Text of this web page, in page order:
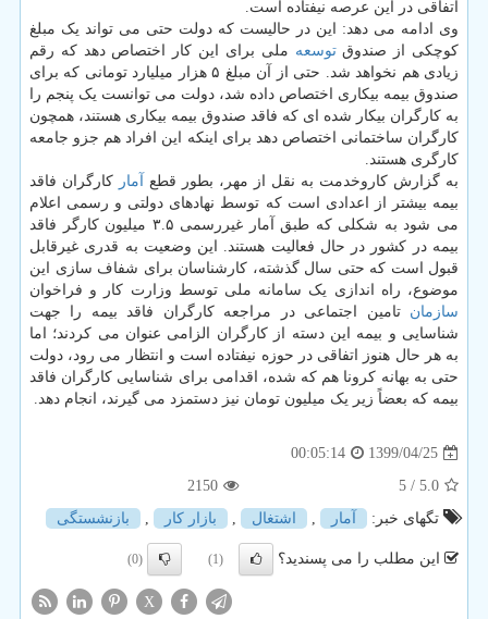
اتفاقی در این عرصه نیفتاده است.
وی ادامه می دهد: این در حالیست که دولت حتی می تواند یک مبلغ
کوچکی از صندوقتوسعه ملی برای این کار اختصاص دهد که رقم
زیادی هم نخواهد شد. حتی از آن مبلغ ۵ هزار میلیارد تومانی که برای
صندوق بیمه بیکاری اختصاص داده شد، دولت می توانست یک پنجم را
به کارگران بیکار شده ای که فاقد صندوق بیمه بیکاری هستند، همچون
کارگران ساختمانی اختصاص دهد برای اینکه این افراد هم جزو جامعه
کارگری هستند.
به گزارش کاروخدمت به نقل از مهر، بطور قطع آمار کارگران فاقد
بیمه بیشتر از اعدادی است که توسط نهادهای دولتی و رسمی اعلام
می شود به شکلی که طبق آمار غیررسمی ۳.۵ میلیون کارگر فاقد
بیمه در کشور در حال فعالیت هستند. این وضعیت به قدری غیرقابل
قبول است که حتی سال گذشته، کارشناسان برای شفاف سازی این
موضوع، راه اندازی یک سامانه ملی توسط وزارت کار و فراخوان
سازمان تامین اجتماعی در مراجعه کارگران فاقد بیمه را جهت
شناسایی و بیمه این دسته از کارگران الزامی عنوان می کردند؛ اما
به هر حال هنوز اتفاقی در حوزه نیفتاده است و انتظار می رود، دولت
حتی به بهانه کرونا هم که شده، اقدامی برای شناسایی کارگران فاقد
بیمه که بعضاً زیر یک میلیون تومان نیز دستمزد می گیرند، انجام دهد.
1399/04/25
00:05:14
5.0
/ 5
2150
تگهای خبر:
آمار , اشتغال , بازار كار , بازنشستگی
این مطلب را می پسندید؟ (1)
(0)
X